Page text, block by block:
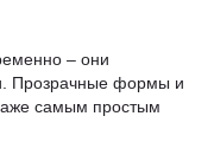
– они
Прозрачные формы и
самым простым